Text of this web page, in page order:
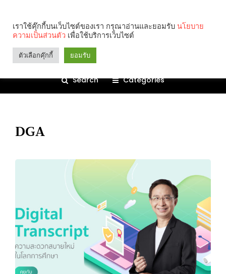
Search Categories
DGA
เราใช้คุ๊กกี้บนเว็บไซต์ของเรา กรุณาอ่านและยอมรับ นโยบาย
ความเป็นส่วนตัว เพื่อใช้บริการเว็บไซต์
ตัวเลือกคุ๊กกี้ ยอมรับ